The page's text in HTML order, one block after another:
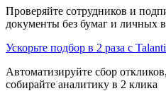
Проверяйте сотрудников и
документы без бумаг и личных
Ускорьте подбор в 2 раза с
Автоматизируйте сбор
собирайте аналитику в 2 клика